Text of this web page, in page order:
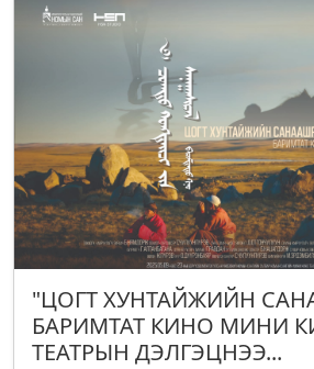
"ЦОГТ ХУНТАЙЖИЙН
БАРИМТАТ КИНО МИНИ
ТЕАТРЫН ДЭЛГЭЦНЭЭ...